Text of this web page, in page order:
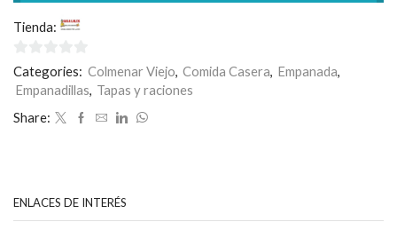
Tienda:
0
de
Categories: Colmenar Viejo Comida Casera Empanada
Empanadillas Tapas y raciones
Share:
ENLACES DE INTERÉS